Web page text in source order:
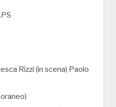
Rizzi (in scena) Paolo